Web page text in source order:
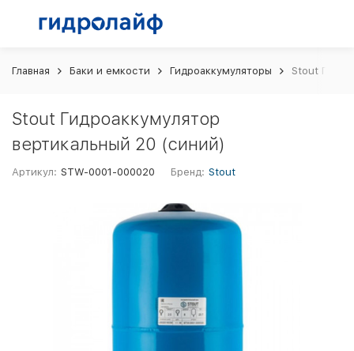
Главная Баки и емкости Гидроаккумуляторы Stout
Stout Гидроаккумулятор
вертикальный 20 (синий)
Артикул: STW-0001-000020 Бренд: Stout